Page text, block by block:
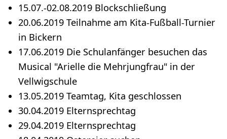
15.07.-02.08.2019 Blockschließung
20.06.2019 Teilnahme am Kita-Fußball-Turnier
in Bickern
17.06.2019 Die Schulanfänger besuchen das
Musical "Arielle die Mehrjungfrau" in der
Vellwigschule
13.05.2019 Teamtag, Kita geschlossen
30.04.2019 Elternsprechtag
29.04.2019 Elternsprechtag